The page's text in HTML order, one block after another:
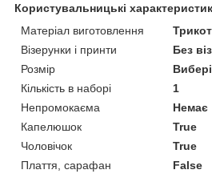
Користувальницькі
Матеріал виготовлення
Візерунки і принти
Без
Розмір
Кількість в наборі
1
Непромокаєма
Немає
Капелюшок
True
Чоловічок
True
Плаття, сарафан
False